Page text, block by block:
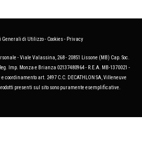
Generali di Utilizzo- Cookies- Privacy
- Viale Valassina, 268 - 20851 Lissone (MB) Cap. Soc.
Imp. Monza e Brianza 02137480964 - R.E.A. MB-1370021 -
coordinamento art. 2497 C.C. DECATHLON SA, Villeneuve
presenti sul sito sono puramente esemplificative.